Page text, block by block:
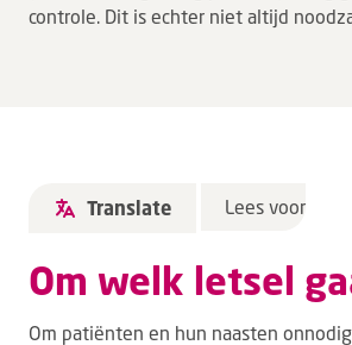
controle. Dit is echter niet altijd
Translate Lees voor
Om welk letsel
Om patiënten en hun naasten